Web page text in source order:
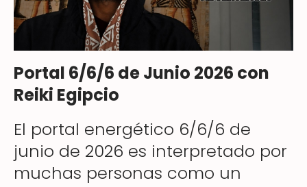
Portal 6/6/6 de Junio 2026 con
Reiki Egipcio
El portal energético 6/6/6 de
junio de 2026 es interpretado por
muchas personas como un